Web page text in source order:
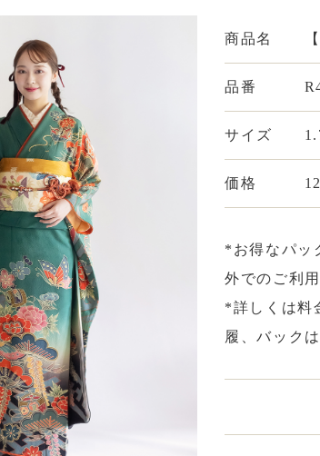
商品名
品番
サイズ
価格
*お得なパッ
外でのご利
*詳しくは料
履、バック